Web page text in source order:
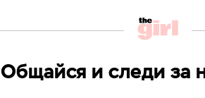
Общайся и следи за